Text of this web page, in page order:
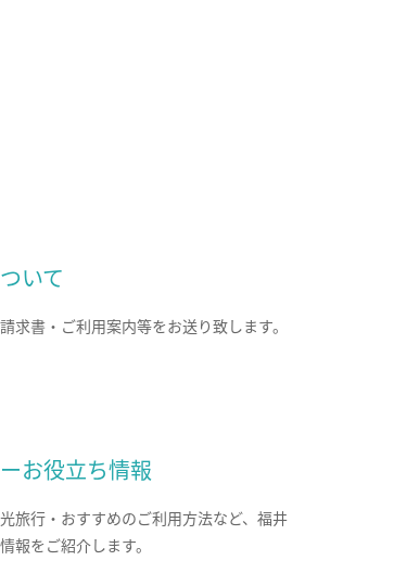
いて
求書・ご利用案内等をお送り致します。
お役立ち情報
旅行・おすすめのご利用方法など、福井
報をご紹介します。